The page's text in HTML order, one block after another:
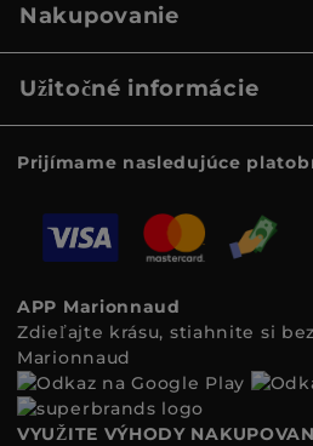
Nakupovanie
Užitočné informácie
Prijímame nasledujúce
APP Marionnaud
Zdieľajte krásu, stiahnite si
Marionnaud
VYUŽITE VÝHODY